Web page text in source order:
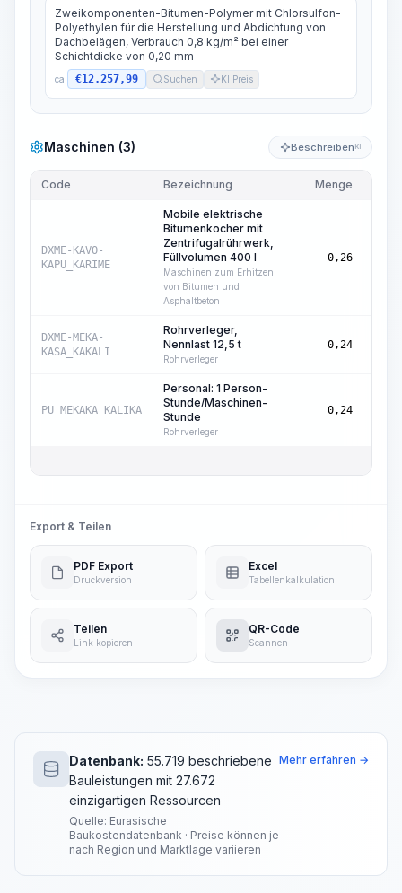
Zweikomponenten-Bitumen-Polymer mit Chlorsulfon-
Polyethylen für die Herstellung und Abdichtung von
Dachbelägen, Verbrauch 0,8 kg/m² bei einer
Schichtdicke von 0,20 mm
ca. €12.257,99 Suchen KI Preis
Maschinen (3) Beschreiben KI
Code Bezeichnung Menge
DXME-KAVO-
KAPU_KARIME
Mobile elektrische
Bitumenkocher mit
Zentrifugalrührwerk,
Füllvolumen 400 l
Maschinen zum Erhitzen
von Bitumen und
Asphaltbeton
0,26
DXME-MEKA-
KASA_KAKALI
Rohrverleger,
Nennlast 12,5 t
Rohrverleger
0,24
PU_MEKAKA_KALIKA
Personal: 1 Person-
Stunde/Maschinen-
Stunde
Rohrverleger
0,24
Export & Teilen
PDF Export
Druckversion
Excel
Tabellenkalkulation
Teilen
Link kopieren
QR-Code
Scannen
Datenbank: 55.719 beschriebene
Bauleistungen mit 27.672
einzigartigen Ressourcen
Quelle: Eurasische
Baukostendatenbank · Preise können je
nach Region und Marktlage variieren
Mehr erfahren →